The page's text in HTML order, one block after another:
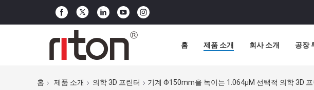
홈 제품 소개 회사 소개 공장
홈 제품 소개 의학 3D 프린터 기계 Φ150mm을 녹이는 1.064μM 선택적 의학 3D 프